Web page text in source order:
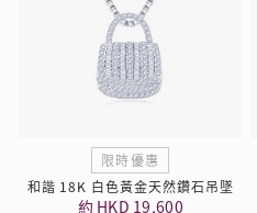
限時優惠
和諧 18K 白色黃金天然鑽石吊墜
約 HKD 19,600